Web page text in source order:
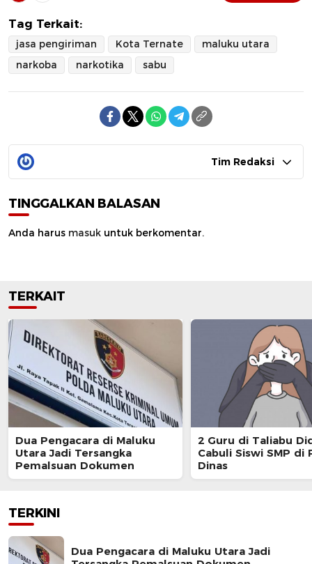
Tag Terkait:
jasa pengiriman Kota Ternate
maluku utara
narkoba
narkotika sabu
Tim Redaksi
TINGGALKAN BALASAN
Anda harus masuk untuk berkomentar.
TERKAIT
Dua Pengacara di Maluku
Utara Jadi Tersangka
Pemalsuan Dokumen
2 Guru di Taliabu
Cabuli Siswi SMP di
Dinas
TERKINI
Dua Pengacara di Maluku Utara Jadi